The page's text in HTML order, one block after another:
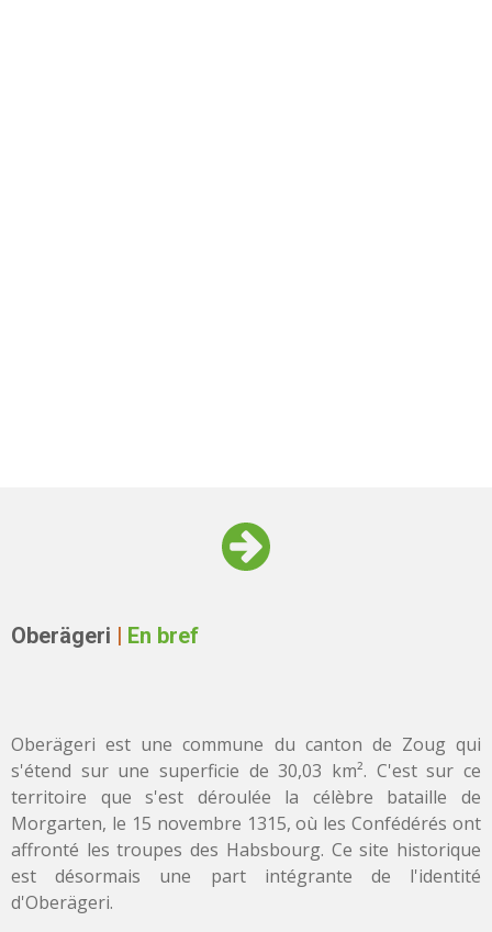
Oberägeri En bref
Oberägeri est une commune du canton de Zoug qui
s'étend sur une superficie de 30,03 km². C'est sur ce
territoire que s'est déroulée la célèbre bataille de
Morgarten, le 15 novembre 1315, où les Confédérés ont
affronté les troupes des Habsbourg. Ce site historique
est désormais une part intégrante de l'identité
d'Oberägeri.